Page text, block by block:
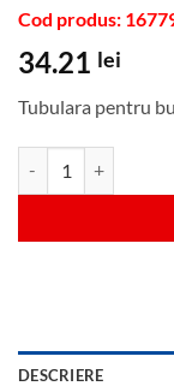
Cod produs:
34.21 lei
Tubulara pentru
DESCRIERE